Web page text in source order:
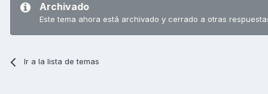
Archivado
Este tema ahora está archivado y cerrado a otras
Ir a la lista de temas